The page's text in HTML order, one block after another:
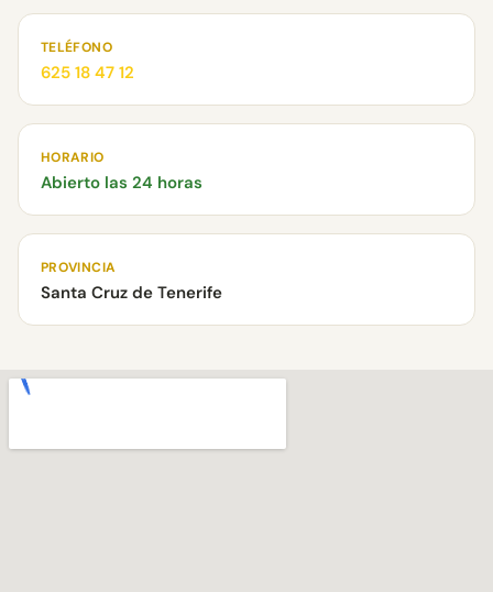
TELÉFONO
625 18 47 12
HORARIO
Abierto las 24 horas
PROVINCIA
Santa Cruz de Tenerife